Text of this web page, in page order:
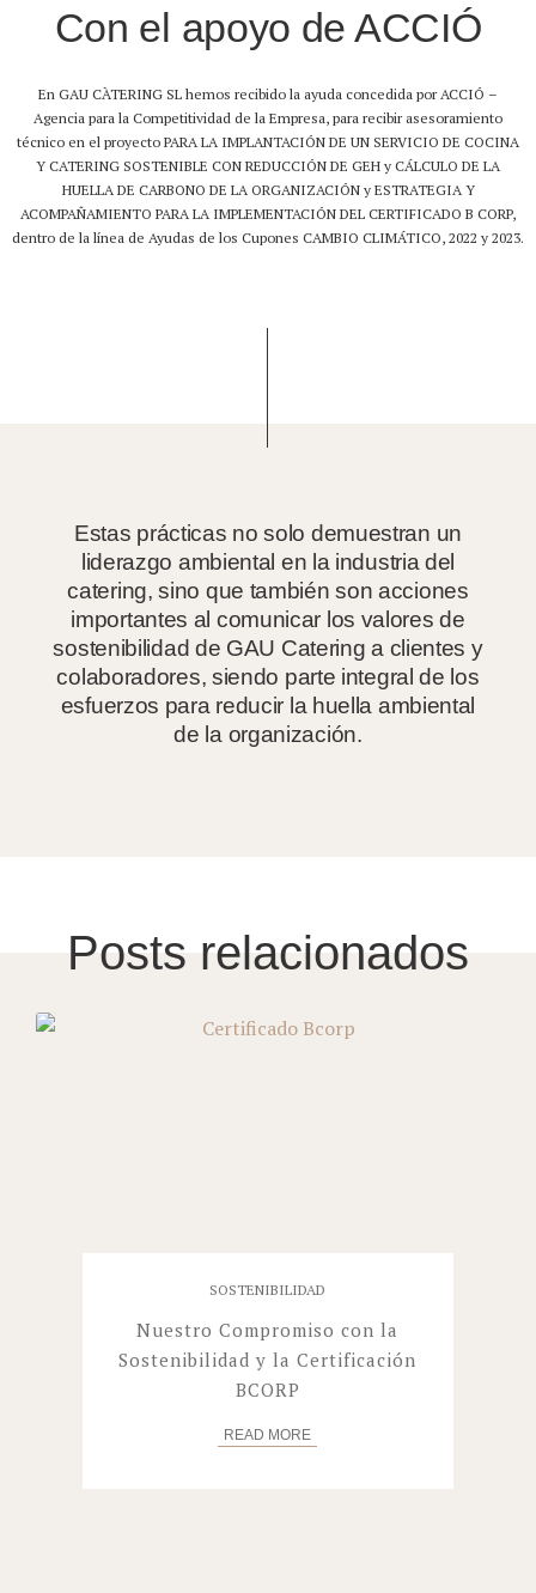
Con el apoyo de ACCIÓ
En GAU CÀTERING SL hemos recibido la ayuda concedida por ACCIÓ –
Agencia para la Competitividad de la Empresa, para recibir asesoramiento
técnico en el proyecto PARA LA IMPLANTACIÓN DE UN SERVICIO DE COCINA
Y CATERING SOSTENIBLE CON REDUCCIÓN DE GEH y CÁLCULO DE LA
HUELLA DE CARBONO DE LA ORGANIZACIÓN y ESTRATEGIA Y
ACOMPAÑAMIENTO PARA LA IMPLEMENTACIÓN DEL CERTIFICADO B CORP,
dentro de la línea de Ayudas de los Cupones CAMBIO CLIMÁTICO, 2022 y 2023.
Estas prácticas no solo demuestran un
liderazgo ambiental en la industria del
catering, sino que también son acciones
importantes al comunicar los valores de
sostenibilidad de GAU Catering a clientes y
colaboradores, siendo parte integral de los
esfuerzos para reducir la huella ambiental
de la organización.
Posts relacionados
SOSTENIBILIDAD
Nuestro Compromiso con la
Sostenibilidad y la Certificación
BCORP
READ MORE